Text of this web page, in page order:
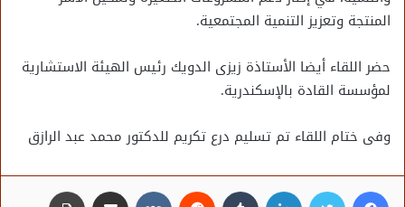
المنتجة وتعزيز التنمية المجتمعية.
حضر اللقاء أيضا الأستاذة زيزى الدويك رئيس الهيئة الاستشارية
لمؤسسة القادة بالإسكندرية.
وفى ختام اللقاء تم تسليم درع تكريم للدكتور محمد عبد الرازق
فيسبوك تويتر لينكدإن مشاركة عبر البريد